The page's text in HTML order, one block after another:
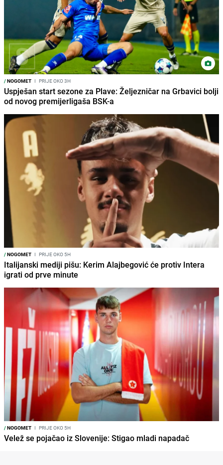
/NOGOMET I PRIJE OKO 3H
Uspješan start sezone za Plave: Željezničar na Grbavici bolji
od novog premijerligaša BSK-a
/NOGOMET I PRIJE OKO 5H
Italijanski mediji pišu: Kerim Alajbegović će protiv Intera
igrati od prve minute
/NOGOMET I PRIJE OKO 5H
Velež se pojačao iz Slovenije: Stigao mladi napadač